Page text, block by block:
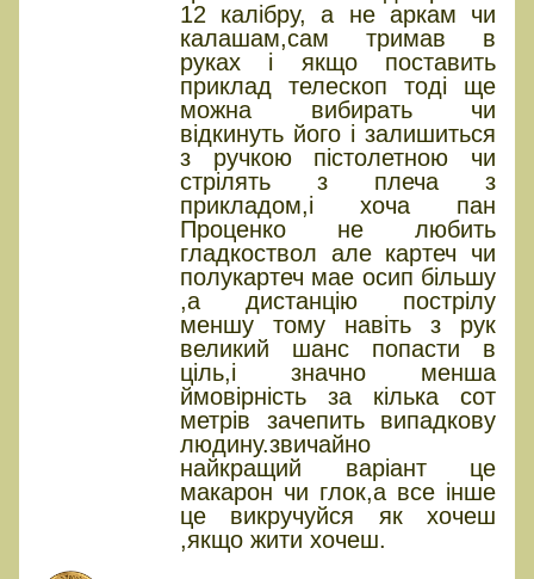
12 калібру, а не аркам чи
калашам,сам тримав в
руках і якщо поставить
приклад телескоп тоді ще
можна вибирать чи
відкинуть його і залишиться
з ручкою пістолетною чи
стрілять з плеча з
прикладом,і хоча пан
Проценко не любить
гладкоствол але картеч чи
полукартеч мае осип більшу
,а дистанцію пострілу
меншу тому навіть з рук
великий шанс попасти в
ціль,і значно менша
ймовірність за кілька сот
метрів зачепить випадкову
людину.звичайно
найкращий варіант це
макарон чи глок,а все інше
це викручуйся як хочеш
,якщо жити хочеш.